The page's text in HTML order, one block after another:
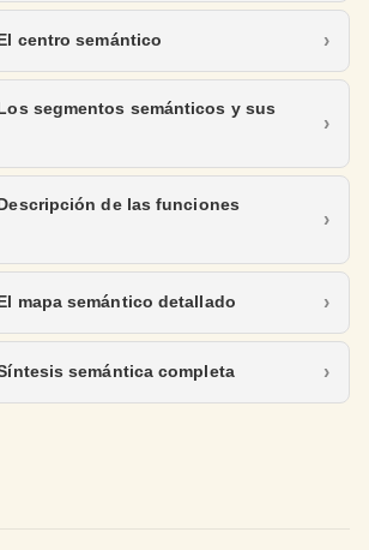
centro semántico
segmentos semánticos y sus
de las funciones
mapa semántico detallado
semántica completa